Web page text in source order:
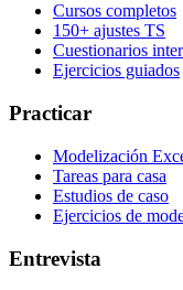
Cursos completos
150+ ajustes TS
Cuestionarios
Ejercicios guiados
Practicar
Modelización
Tareas para casa
Estudios de caso
Ejercicios de
Entrevista